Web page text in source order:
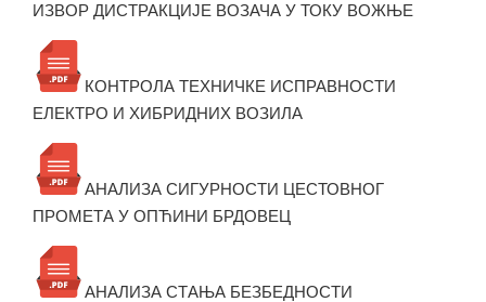
ИЗВОР ДИСТРАКЦИЈЕ ВОЗАЧА У ТОКУ ВОЖЊЕ
КОНТРОЛА ТЕХНИЧКЕ ИСПРАВНОСТИ
ЕЛЕКТРО И ХИБРИДНИХ ВОЗИЛА
АНАЛИЗА СИГУРНОСТИ ЦЕСТОВНОГ
ПРОМЕТА У ОПЋИНИ БРДОВЕЦ
АНАЛИЗА СТАЊА БЕЗБЕДНОСТИ